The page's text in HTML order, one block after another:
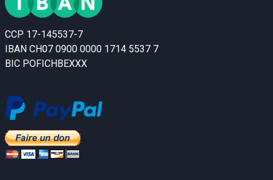
CCP 17-145537-7
IBAN CH07 0900 0000 1714 5537 7
BIC POFICHBEXXX